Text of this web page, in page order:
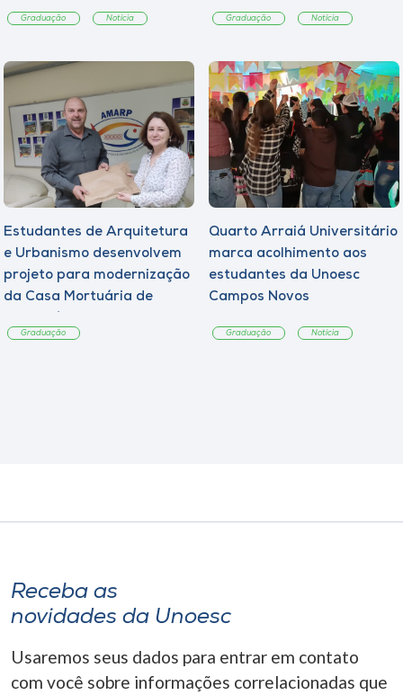
Graduação Notícia Graduação Notícia
Estudantes de Arquitetura
e Urbanismo desenvolvem
projeto para modernização
da Casa Mortuária de
Graduação
Quarto Arraiá Universitário
marca acolhimento aos
estudantes da Unoesc
Campos Novos
Graduação Notícia
Receba as
novidades da Unoesc
Usaremos seus dados para entrar em contato
com você sobre informações correlacionadas que